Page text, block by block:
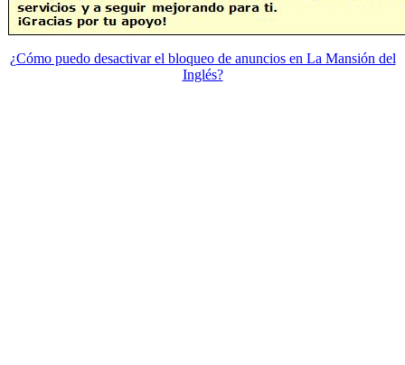
¿Cómo puedo desactivar el bloqueo de anuncios en La Mansión del
Inglés?